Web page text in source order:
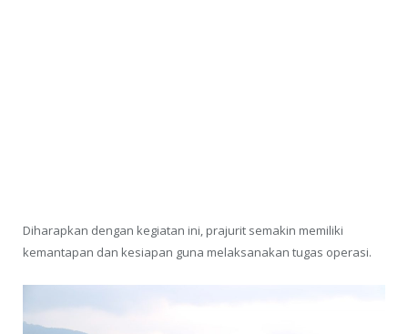
Diharapkan dengan kegiatan ini, prajurit semakin memiliki
kemantapan dan kesiapan guna melaksanakan tugas operasi.